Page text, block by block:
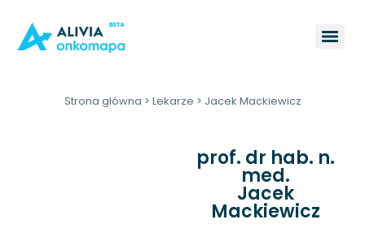
Strona główna > Lekarze > Jacek Mackiewicz
prof. dr hab. n.
med.
Jacek
Mackiewicz